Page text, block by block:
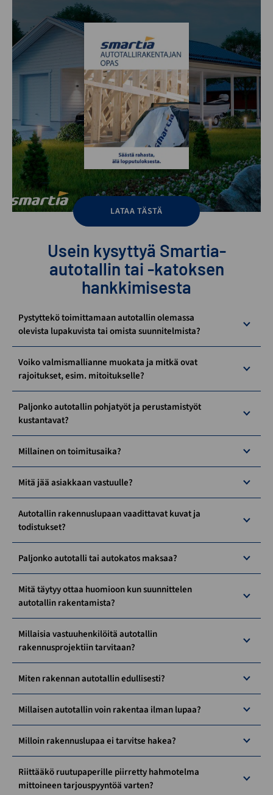
LATAA TÄSTÄ
Usein kysyttyä Smartia-
autotallin tai -katoksen
hankkimisesta
Pystyttekö toimittamaan autotallin olemassa
olevista lupakuvista tai omista suunnitelmista?
Voiko valmismallianne muokata ja mitkä ovat
rajoitukset, esim. mitoitukselle?
Paljonko autotallin pohjatyöt ja perustamistyöt
kustantavat?
Millainen on toimitusaika?
Mitä jää asiakkaan vastuulle?
Autotallin rakennuslupaan vaadittavat kuvat ja
todistukset?
Paljonko autotalli tai autokatos maksaa?
Mitä täytyy ottaa huomioon kun suunnittelen
autotallin rakentamista?
Millaisia vastuuhenkilöitä autotallin
rakennusprojektiin tarvitaan?
Miten rakennan autotallin edullisesti?
Millaisen autotallin voin rakentaa ilman lupaa?
Milloin rakennuslupaa ei tarvitse hakea?
Riittääkö ruutupaperille piirretty hahmotelma
mittoineen tarjouspyyntöä varten?